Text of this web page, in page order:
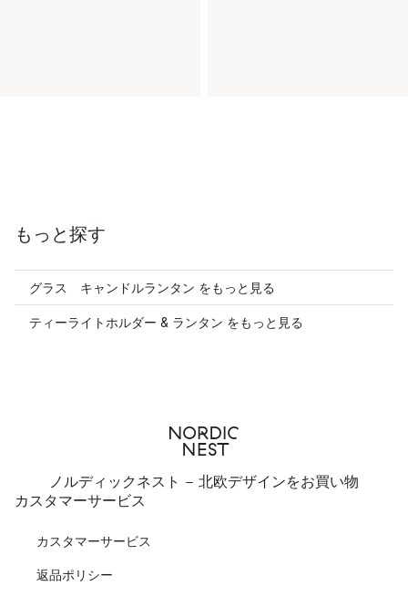
もっと探す
グラス キャンドルランタン をもっと見る
ティーライトホルダー & ランタン をもっと見る
ノルディックネスト - 北欧デザインをお買い物
カスタマーサービス
カスタマーサービス
返品ポリシー